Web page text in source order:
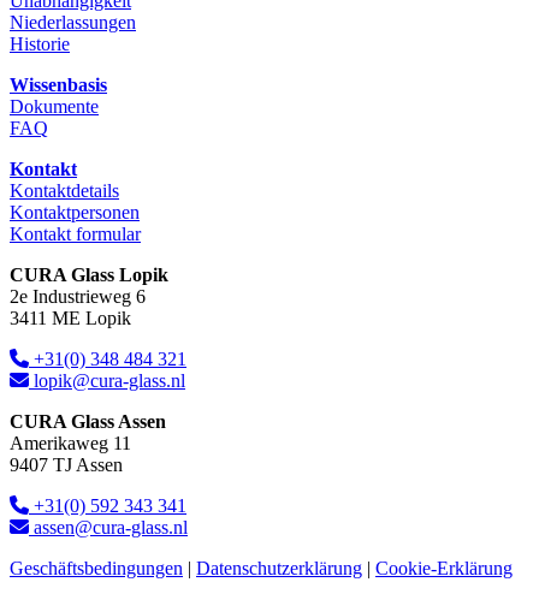
Niederlassungen
Historie
Wissenbasis
Dokumente
FAQ
Kontakt
Kontaktdetails
Kontaktpersonen
Kontakt formular
CURA Glass Lopik
2e Industrieweg 6
3411 ME Lopik
+31(0) 348 484 321
lopik@cura-glass.nl
CURA Glass Assen
Amerikaweg 11
9407 TJ Assen
+31(0) 592 343 341
assen@cura-glass.nl
Geschäftsbedingungen | Datenschutzerklärung | Cookie-Erklärung